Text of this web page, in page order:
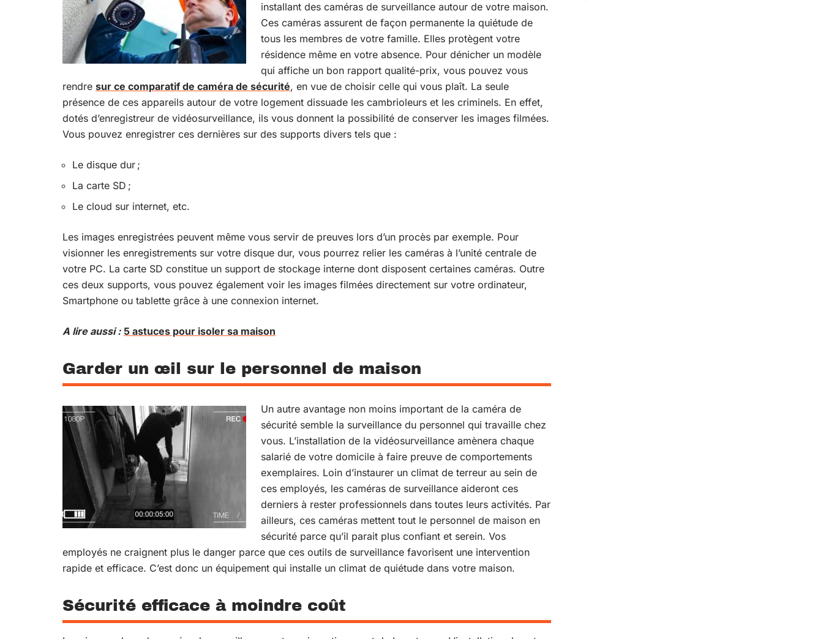
installant des caméras de surveillance autour de votre maison.
Ces caméras assurent de façon permanente la quiétude de
tous les membres de votre famille. Elles protègent votre
résidence même en votre absence. Pour dénicher un modèle
qui affiche un bon rapport qualité-prix, vous pouvez vous
rendre sur ce comparatif de caméra de sécurité, en vue de choisir celle qui vous plaît. La seule
présence de ces appareils autour de votre logement dissuade les cambrioleurs et les criminels. En effet,
dotés d’enregistreur de vidéosurveillance, ils vous donnent la possibilité de conserver les images filmées.
Vous pouvez enregistrer ces dernières sur des supports divers tels que :
Le disque dur ;
La carte SD ;
Le cloud sur internet, etc.
Les images enregistrées peuvent même vous servir de preuves lors d’un procès par exemple. Pour
visionner les enregistrements sur votre disque dur, vous pourrez relier les caméras à l’unité centrale de
votre PC. La carte SD constitue un support de stockage interne dont disposent certaines caméras. Outre
ces deux supports, vous pouvez également voir les images filmées directement sur votre ordinateur,
Smartphone ou tablette grâce à une connexion internet.
A lire aussi : 5 astuces pour isoler sa maison
Garder un œil sur le personnel de maison
Un autre avantage non moins important de la caméra de
sécurité semble la surveillance du personnel qui travaille chez
vous. L’installation de la vidéosurveillance amènera chaque
salarié de votre domicile à faire preuve de comportements
exemplaires. Loin d’instaurer un climat de terreur au sein de
ces employés, les caméras de surveillance aideront ces
derniers à rester professionnels dans toutes leurs activités. Par
ailleurs, ces caméras mettent tout le personnel de maison en
sécurité parce qu’il parait plus confiant et serein. Vos
employés ne craignent plus le danger parce que ces outils de surveillance favorisent une intervention
rapide et efficace. C’est donc un équipement qui installe un climat de quiétude dans votre maison.
Sécurité efficace à moindre coût